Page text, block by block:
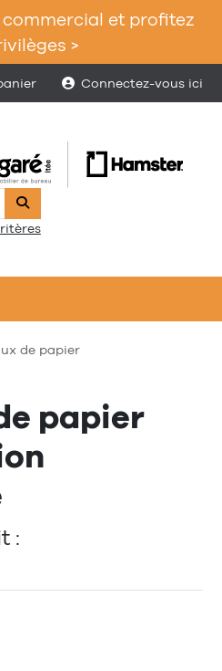
et profitez
>
Connectez-vous ici
Rechercher
de papier
papier
: